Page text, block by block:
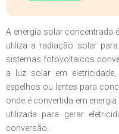
A energia solar concentrada
utiliza a radiação solar
sistemas fotovoltaicos
a luz solar em
espelhos ou lentes para
onde é convertida em
utilizada para gerar
conversão.